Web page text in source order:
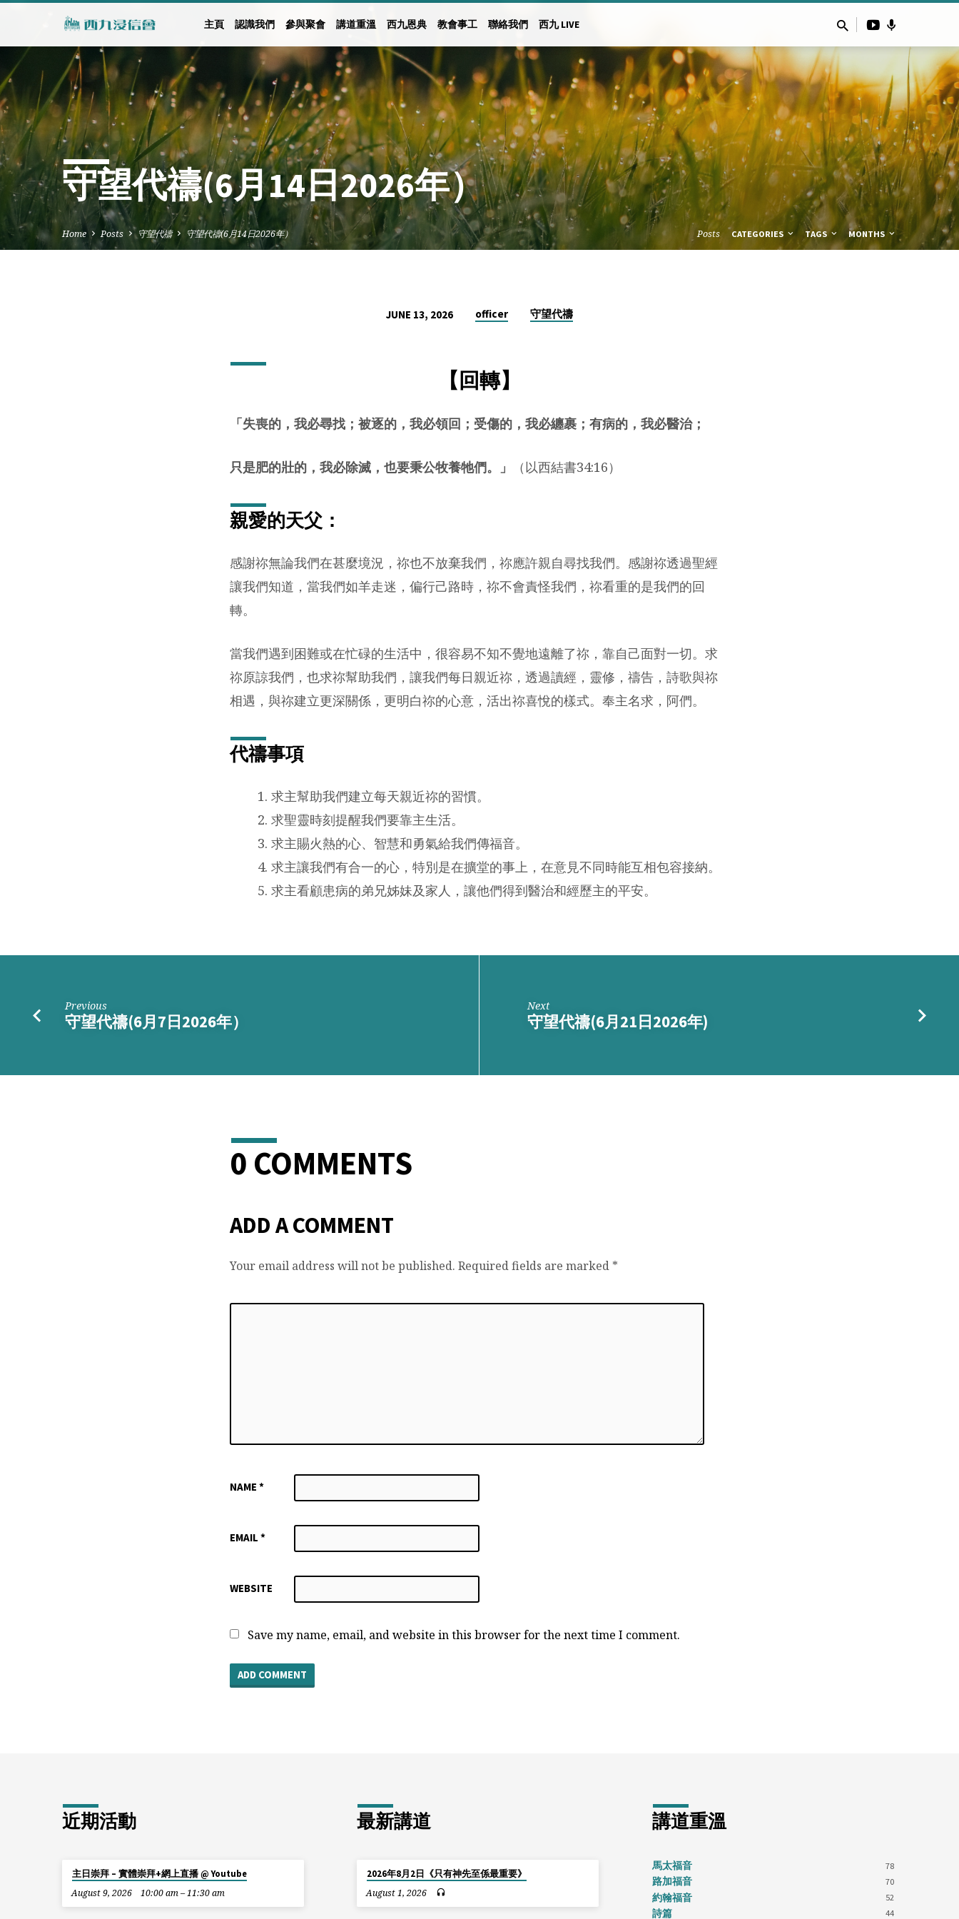
主頁 認識我們 參與聚會 講道重溫 西九恩典 教會事工 聯絡我們 西九 LIVE
守望代禱(6月14日2026年）
Home Posts 守望代禱 守望代禱(6月14日2026年） Posts CATEGORIES TAGS MONTHS
JUNE 13, 2026 officer 守望代禱
【回轉】
「失喪的，我必尋找；被逐的，我必領回；受傷的，我必纏裹；有病的，我必醫治；
只是肥的壯的，我必除滅，也要秉公牧養牠們。」 （以西結書34:16）
親愛的天父：
感謝祢無論我們在甚麼境況，祢也不放棄我們，祢應許親自尋找我們。感謝祢透過聖經
讓我們知道，當我們如羊走迷，偏行己路時，祢不會責怪我們，祢看重的是我們的回
轉。
當我們遇到困難或在忙碌的生活中，很容易不知不覺地遠離了祢，靠自己面對一切。求
祢原諒我們，也求祢幫助我們，讓我們每日親近祢，透過讀經，靈修，禱告，詩歌與祢
相遇，與祢建立更深關係，更明白祢的心意，活出祢喜悅的樣式。奉主名求，阿們。
代禱事項
求主幫助我們建立每天親近祢的習慣。
求聖靈時刻提醒我們要靠主生活。
求主賜火熱的心、智慧和勇氣給我們傳福音。
求主讓我們有合一的心，特別是在擴堂的事上，在意見不同時能互相包容接納。
求主看顧患病的弟兄姊妹及家人，讓他們得到醫治和經歷主的平安。
Previous
守望代禱(6月7日2026年）
Next
守望代禱(6月21日2026年)
0 COMMENTS
ADD A COMMENT
Your email address will not be published. Required fields are marked *
NAME *
EMAIL *
WEBSITE
Save my name, email, and website in this browser for the next time I comment.
近期活動
主日崇拜 – 實體崇拜+網上直播 @ Youtube
August 9, 2026
10:00 am – 11:30 am
最新講道
2026年8月2日《只有神先至係最重要》
August 1, 2026
講道重溫
馬太福音 78
路加福音 70
約翰福音 52
詩篇 44